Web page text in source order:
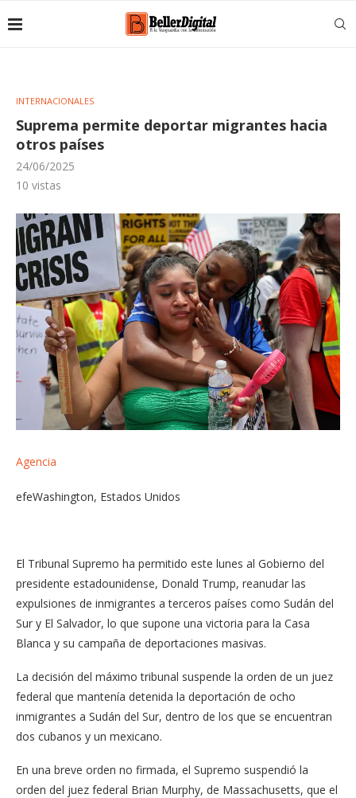
INTERNACIONALES
Suprema permite deportar migrantes hacia
otros países
24/06/2025
10 vistas
Agencia
efeWashington, Estados Unidos
El Tribunal Supremo ha permitido este lunes al Gobierno del
presidente estadounidense, Donald Trump, reanudar las
expulsiones de inmigrantes a terceros países como Sudán del
Sur y El Salvador, lo que supone una victoria para la Casa
Blanca y su campaña de deportaciones masivas.
La decisión del máximo tribunal suspende la orden de un juez
federal que mantenía detenida la deportación de ocho
inmigrantes a Sudán del Sur, dentro de los que se encuentran
dos cubanos y un mexicano.
En una breve orden no firmada, el Supremo suspendió la
orden del juez federal Brian Murphy, de Massachusetts, que el